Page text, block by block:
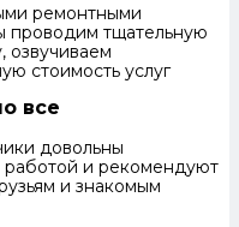
ремонтными
проводим тщательную
озвучиваем
стоимость услуг
все
довольны
и рекомендуют
и знакомым